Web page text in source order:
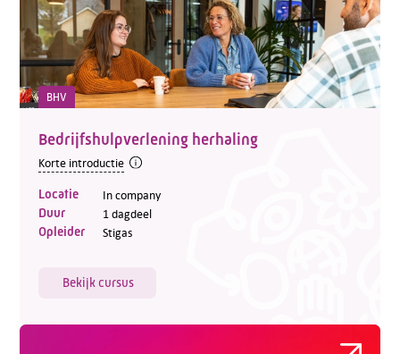
BHV
Bedrijfshulpverlening herhaling
Korte introductie
Locatie In company
Duur 1 dagdeel
Opleider Stigas
Bekijk cursus